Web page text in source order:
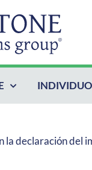
la declaración del